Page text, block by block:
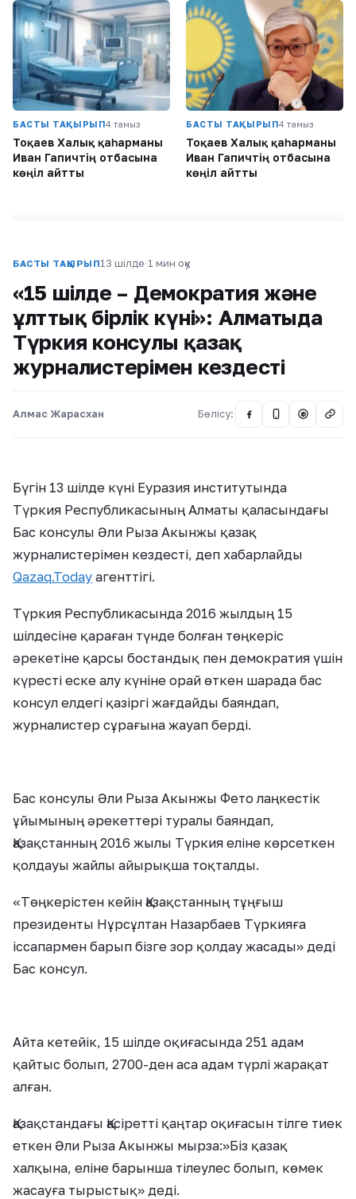
БАСТЫ ТАҚЫРЫП4 тамыз
Тоқаев Халық қаһарманы
Иван Гапичтің отбасына
көңіл айтты
БАСТЫ ТАҚЫРЫП4 тамыз
Тоқаев Халық қаһарманы
Иван Гапичтің отбасына
көңіл айтты
БАСТЫ ТАҚЫРЫП13 шілде·1 мин оқу
«15 шілде – Демократия және
ұлттық бірлік күні»: Алматыда
Түркия консулы қазақ
журналистерімен кездесті
Алмас Жарасхан Бөлісу: @
Бүгін 13 шілде күні Еуразия институтында
Түркия Республикасының Алматы қаласындағы
Бас консулы Әли Рыза Акынжы қазақ
журналистерімен кездесті, деп хабарлайды
Qazaq.Today агенттігі.
Түркия Республикасында 2016 жылдың 15
шілдесіне қараған түнде болған төңкеріс
әрекетіне қарсы бостандық пен демократия үшін
күресті еске алу күніне орай өткен шарада бас
консул елдегі қазіргі жағдайды баяндап,
журналистер сұрағына жауап берді.
Бас консулы Әли Рыза Акынжы Фето лаңкестік
ұйымының әрекеттері туралы баяндап,
Қазақстанның 2016 жылы Түркия еліне көрсеткен
қолдауы жайлы айырықша тоқталды.
«Төңкерістен кейін Қазақстанның тұңғыш
президенты Нұрсұлтан Назарбаев Түркияға
іссапармен барып бізге зор қолдау жасады» деді
Бас консул.
Айта кетейік, 15 шілде оқиғасында 251 адам
қайтыс болып, 2700-ден аса адам түрлі жарақат
алған.
Қазақстандағы Қасіретті қаңтар оқиғасын тілге тиек
еткен Әли Рыза Акынжы мырза:»Біз қазақ
халқына, еліне барынша тілеулес болып, көмек
жасауға тырыстық» деді.